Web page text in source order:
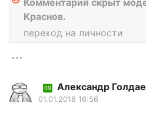
Краснов.
переход на личности
09 Александр
01.01.2018 16:56